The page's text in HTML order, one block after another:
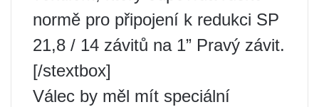
normě pro připojení k redukci SP
21,8 / 14 závitů na 1” Pravý závit.
[/stextbox]
Válec by měl mít speciální